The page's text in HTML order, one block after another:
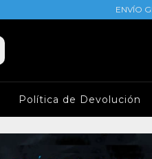
ENVÍO
Política de Devolución